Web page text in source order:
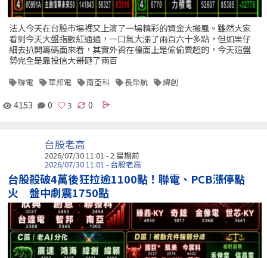
法人今天在台股市場裡又上演了一場精彩的資金大搬風。雖然大家
看到今天大盤指數紅通通，一口氣大漲了兩百六十多點，但如果仔
細去扒開籌碼面來看，其實外資在檯面上是偷偷賣超的，今天這盤
勢完全是靠投信大哥砸了兩百
聯電 華邦電 南亞科 長榮航 緯創
4153 0 0
台股老高
2026/07/30 11:01 - 2 星期前
2026/07/30 11:01 - 台股老高
台股殺破4萬後狂拉逾1100點！聯電、PCB漲停點
火 盤中劇震1750點